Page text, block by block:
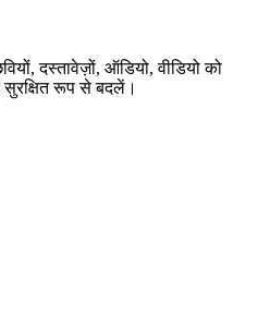
दस्तावेज़ों, ऑडियो, वीडियो को
सुरक्षित रूप से बदलें।